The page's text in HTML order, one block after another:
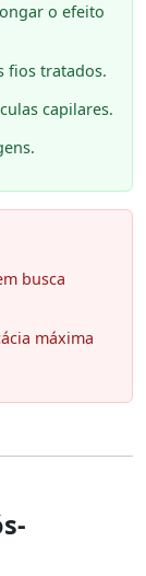
o efeito
fios tratados.
capilares.
busca
máxima